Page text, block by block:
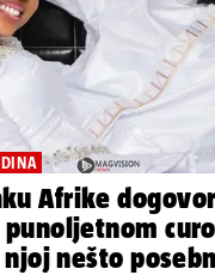
Afrike
nešto